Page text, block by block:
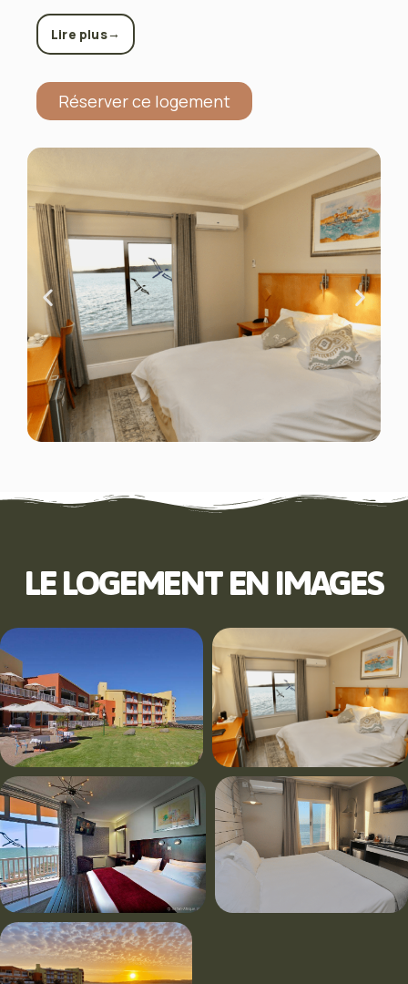
Lire plus→
Réserver ce logement
LE LOGEMENT EN IMAGES